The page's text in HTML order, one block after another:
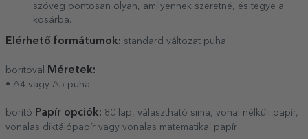
szöveg pontosan olyan, amilyennek szeretné, és tegye a
kosárba.
Elérhető formátumok: standard változat puha
borítóval Méretek:
• A4 vagy A5 puha
borító Papír opciók: 80 lap, választható sima, vonal nélküli papír,
vonalas diktálópapír vagy vonalas matematikai papír